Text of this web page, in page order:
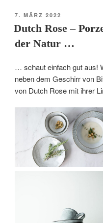
VERÖFFENTLICHT
7. MÄRZ 2022
Dutch Rose –
der Natur …
… schaut einfach gut aus!
neben dem Geschirr von
von Dutch Rose mit ihrer